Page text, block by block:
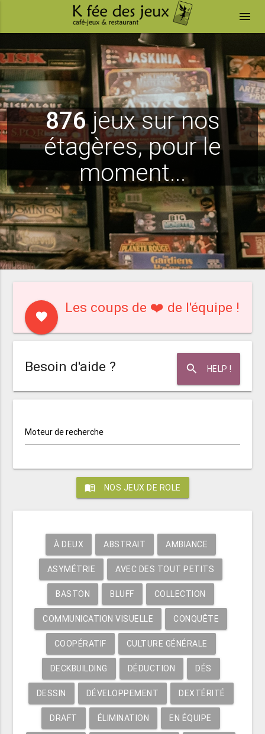
menu
876jeux sur nos
étagères, pour le
moment...
favorite
Les coups de ❤️ de l'équipe !
search HELP !
Besoin d'aide ?
Moteur de recherche
menu_book NOS JEUX DE ROLE
À DEUX ABSTRAIT AMBIANCE
ASYMÉTRIE AVEC DES TOUT PETITS
BASTON BLUFF COLLECTION
COMMUNICATION VISUELLE CONQUÊTE
COOPÉRATIF CULTURE GÉNÉRALE
DECKBUILDING DÉDUCTION DÉS
DESSIN DÉVELOPPEMENT DEXTÉRITÉ
DRAFT ÉLIMINATION EN ÉQUIPE